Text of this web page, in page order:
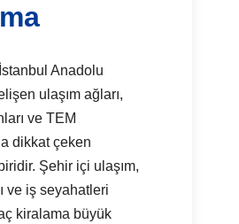
Anadolu
ulaşım ağları,
ve TEM
dikkat çeken
Şehir içi ulaşım,
ve iş seyahatleri
kiralama büyük